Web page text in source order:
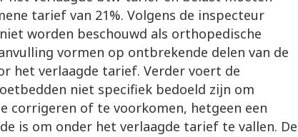
tarief van 21%. Volgens de inspecteur
worden beschouwd als orthopedische
vormen op ontbrekende delen van de
het verlaagde tarief. Verder voert de
niet specifiek bedoeld zijn om
corrigeren of te voorkomen, hetgeen een
is om onder het verlaagde tarief te vallen. De